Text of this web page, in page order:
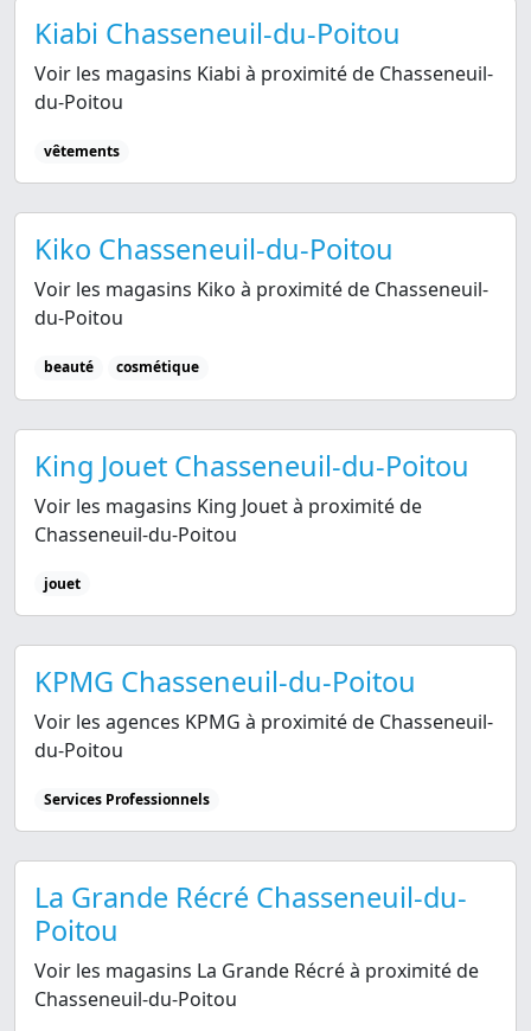
Kiabi Chasseneuil-du-Poitou
Voir les magasins Kiabi à proximité de Chasseneuil-
du-Poitou
vêtements
Kiko Chasseneuil-du-Poitou
Voir les magasins Kiko à proximité de Chasseneuil-
du-Poitou
beauté cosmétique
King Jouet Chasseneuil-du-Poitou
Voir les magasins King Jouet à proximité de
Chasseneuil-du-Poitou
jouet
KPMG Chasseneuil-du-Poitou
Voir les agences KPMG à proximité de Chasseneuil-
du-Poitou
Services Professionnels
La Grande Récré Chasseneuil-du-
Poitou
Voir les magasins La Grande Récré à proximité de
Chasseneuil-du-Poitou